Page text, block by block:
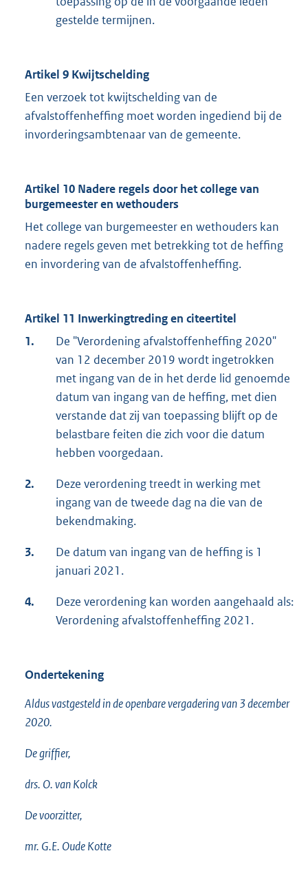
gestelde termijnen.
Artikel 9 Kwijtschelding
Een verzoek tot kwijtschelding van de
afvalstoffenheffing moet worden ingediend bij de
invorderingsambtenaar van de gemeente.
Artikel 10 Nadere regels door het college van
burgemeester en wethouders
Het college van burgemeester en wethouders kan
nadere regels geven met betrekking tot de heffing
en invordering van de afvalstoffenheffing.
Artikel 11 Inwerkingtreding en citeertitel
1.
De "Verordening afvalstoffenheffing 2020"
van 12 december 2019 wordt ingetrokken
met ingang van de in het derde lid genoemde
datum van ingang van de heffing, met dien
verstande dat zij van toepassing blijft op de
belastbare feiten die zich voor die datum
hebben voorgedaan.
2.
Deze verordening treedt in werking met
ingang van de tweede dag na die van de
bekendmaking.
3.
De datum van ingang van de heffing is 1
januari 2021.
4.
Deze verordening kan worden aangehaald als:
Verordening afvalstoffenheffing 2021.
Ondertekening
Aldus vastgesteld in de openbare vergadering van 3 december
2020.
De griffier,
drs. O. van Kolck
De voorzitter,
mr. G.E. Oude Kotte